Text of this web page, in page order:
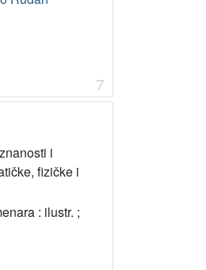
7
i
fizičke i
: ilustr. ;